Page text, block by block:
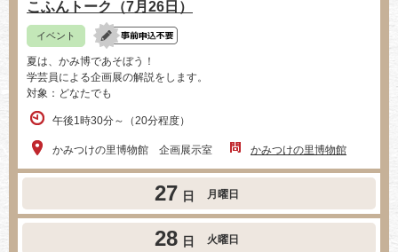
こふんトーク（7月26日）
イベント
夏は、かみ博であそぼう！
学芸員による企画展の解説をします。
対象：どなたでも
午後1時30分～（20分程度）
かみつけの里博物館 企画展示室 かみつけの里博物館
27 日 月曜日
28 日 火曜日